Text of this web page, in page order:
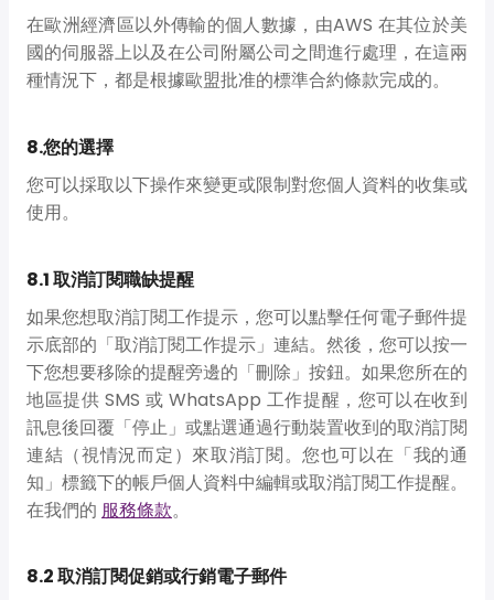
在歐洲經濟區以外傳輸的個人數據，由AWS 在其位於美
國的伺服器上以及在公司附屬公司之間進行處理，在這兩
種情況下，都是根據歐盟批准的標準合約條款完成的。
8.您的選擇
您可以採取以下操作來變更或限制對您個人資料的收集或
使用。
8.1 取消訂閱職缺提醒
如果您想取消訂閱工作提示，您可以點擊任何電子郵件提
示底部的「取消訂閱工作提示」連結。然後，您可以按一
下您想要移除的提醒旁邊的「刪除」按鈕。如果您所在的
地區提供 SMS 或 WhatsApp 工作提醒，您可以在收到
訊息後回覆「停止」或點選通過行動裝置收到的取消訂閱
連結（視情況而定）來取消訂閱。您也可以在「我的通
知」標籤下的帳戶個人資料中編輯或取消訂閱工作提醒。
在我們的 服務條款。
8.2 取消訂閱促銷或行銷電子郵件